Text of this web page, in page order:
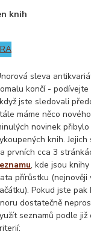
knih
sleva
končí -
jste sledovali
máme něco
novinek
knih.
prvních cca 3
, kde jsou
přírůstku (nejnověji
Pokud jste
dostatečně
seznamů podle již